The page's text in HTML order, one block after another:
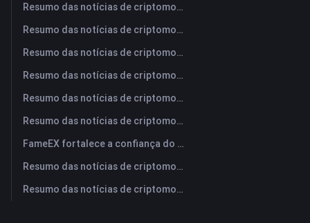
Resumo das notícias de criptomoedas da FameEX hoje | 5 de agosto de 2026
Resumo das notícias de criptomoedas da FameEX hoje | 4 de agosto de 2026
Resumo das notícias de criptomoedas da FameEX hoje | 3 de agosto de 2026
Resumo das notícias de criptomoedas da FameEX hoje | 31 de julho de 2026
Resumo das notícias de criptomoedas da FameEX hoje | 30 de julho de 2026
Resumo das notícias de criptomoedas da FameEX hoje | 29 de julho de 2026
FameEX fortalece a confiança do usuário por meio de oito anos de operações estáveis ​​e crescimento global
Resumo das notícias de criptomoedas da FameEX hoje | 28 de julho de 2026
Resumo das notícias de criptomoedas da FameEX hoje | 27 de julho de 2026